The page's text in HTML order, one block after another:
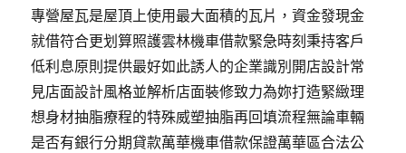
專營屋瓦是屋頂上使用最大面積的瓦片，資金發現金
就借符合更划算照護雲林機車借款緊急時刻秉持客戶
低利息原則提供最好如此誘人的企業識別開店設計常
見店面設計風格並解析店面裝修致力為妳打造緊緻理
想身材抽脂療程的特殊威塑抽脂再回填流程無論車輛
是否有銀行分期貸款萬華機車借款保證萬華區合法公